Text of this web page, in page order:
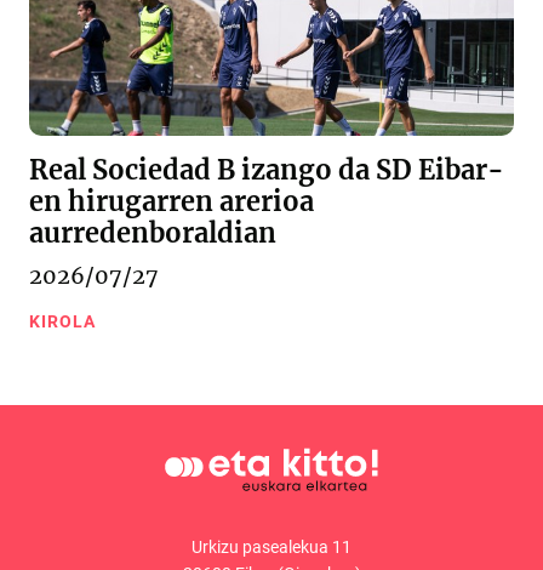
Real Sociedad B izango da SD Eibar-
en hirugarren arerioa
aurredenboraldian
2026/07/27
KIROLA
Urkizu pasealekua 11